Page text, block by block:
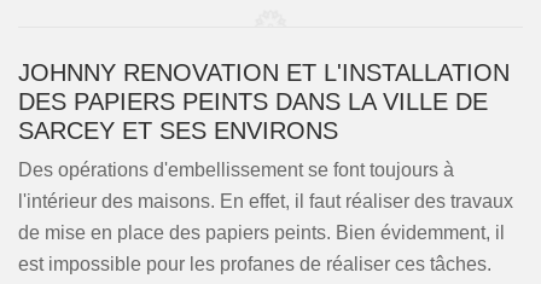
JOHNNY RENOVATION ET L'INSTALLATION
DES PAPIERS PEINTS DANS LA VILLE DE
SARCEY ET SES ENVIRONS
Des opérations d'embellissement se font toujours à
l'intérieur des maisons. En effet, il faut réaliser des travaux
de mise en place des papiers peints. Bien évidemment, il
est impossible pour les profanes de réaliser ces tâches.